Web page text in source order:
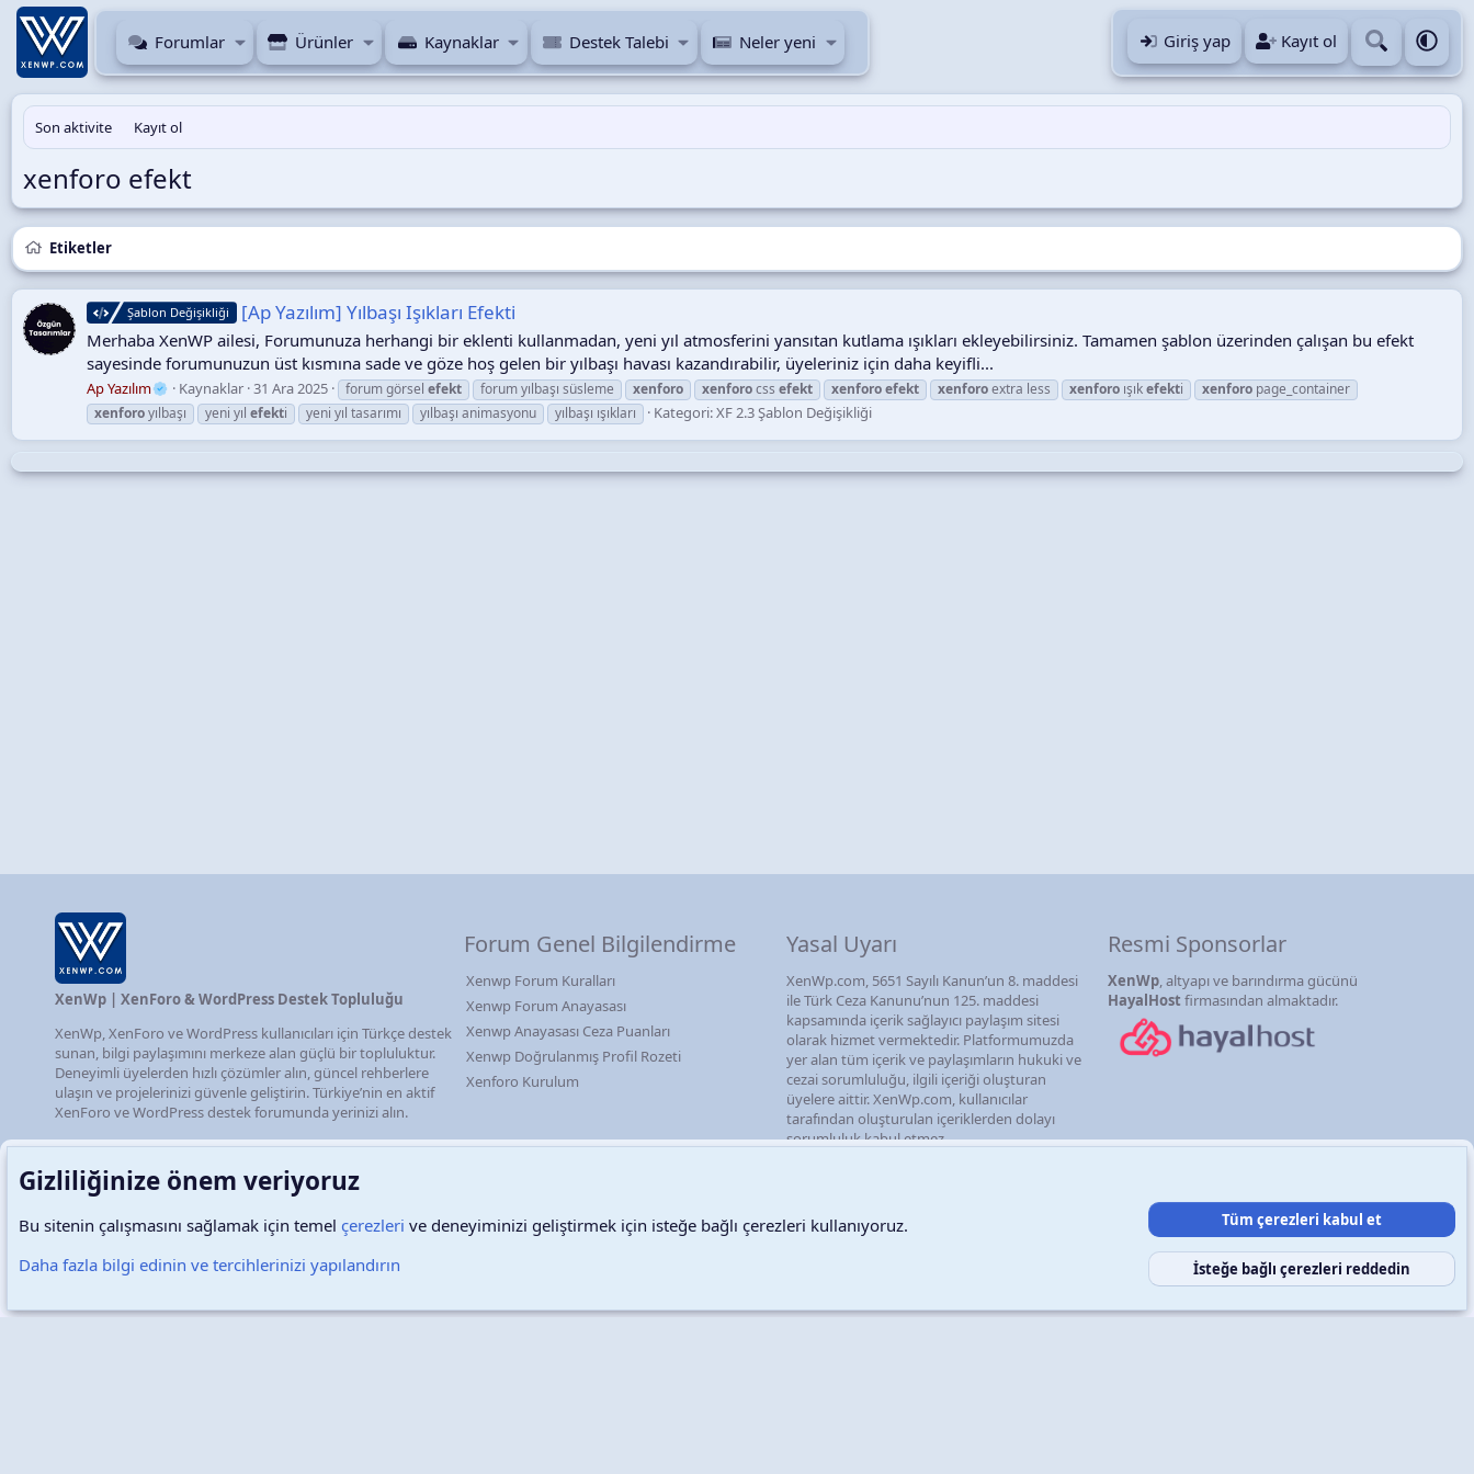
Forumlar Ürünler Kaynaklar Destek Talebi Neler yeni Giriş yap Kayıt ol
Son aktivite Kayıt ol
xenforo efekt
Etiketler
Şablon Değişikliği [Ap Yazılım] Yılbaşı Işıkları Efekti
Merhaba XenWP ailesi, Forumunuza herhangi bir eklenti kullanmadan, yeni yıl atmosferini yansıtan kutlama ışıkları ekleyebilirsiniz. Tamamen şablon üzerinden çalışan bu efekt
sayesinde forumunuzun üst kısmına sade ve göze hoş gelen bir yılbaşı havası kazandırabilir, üyeleriniz için daha keyifli...
Ap Yazılım Kaynaklar 31 Ara 2025 forum görselefekt forum yılbaşı süsleme xenforo xenforocssefekt xenforoefekt xenforoextra less xenforo ışıkefekti xenforo page_container
xenforoyılbaşı yeni yıl efekti yeni yıl tasarımı yılbaşı animasyonu yılbaşı ışıkları Kategori:XF 2.3 Şablon Değişikliği
XenWp | XenForo & WordPress Destek Topluluğu
XenWp, XenForo ve WordPress kullanıcıları için Türkçe destek
sunan, bilgi paylaşımını merkeze alan güçlü bir topluluktur.
Deneyimli üyelerden hızlı çözümler alın, güncel rehberlere
ulaşın ve projelerinizi güvenle geliştirin. Türkiye’nin en aktif
XenForo ve WordPress destek forumunda yerinizi alın.
Forum Genel Bilgilendirme
Xenwp Forum Kuralları
Xenwp Forum Anayasası
Xenwp Anayasası Ceza Puanları
Xenwp Doğrulanmış Profil Rozeti
Xenforo Kurulum
Yasal Uyarı
XenWp.com, 5651 Sayılı Kanun’un 8. maddesi
ile Türk Ceza Kanunu’nun 125. maddesi
kapsamında içerik sağlayıcı paylaşım sitesi
olarak hizmet vermektedir. Platformumuzda
yer alan tüm içerik ve paylaşımların hukuki ve
cezai sorumluluğu, ilgili içeriği oluşturan
üyelere aittir. XenWp.com, kullanıcılar
tarafından oluşturulan içeriklerden dolayı
sorumluluk kabul etmez.
Resmi Sponsorlar
XenWp, altyapı ve barındırma gücünü
HayalHost firmasından almaktadır.
Türkçe (TR) Çerezler Destek talepleri Gizlilik politikası Yardım Ana sayfa
Gizliliğinize önem veriyoruz
Bu sitenin çalışmasını sağlamak için temel çerezleri ve deneyiminizi geliştirmek için isteğe bağlı çerezleri kullanıyoruz.
Daha fazla bilgi edinin ve tercihlerinizi yapılandırın
Tüm çerezleri kabul et
İsteğe bağlı çerezleri reddedin